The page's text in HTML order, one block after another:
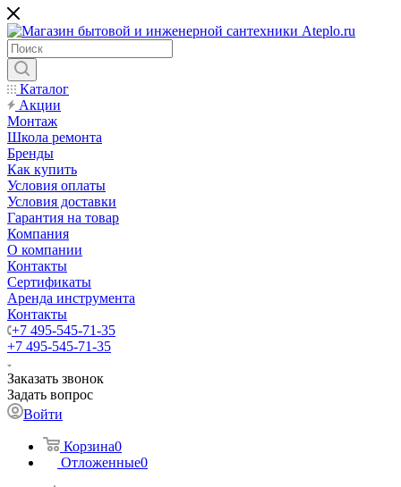
Каталог
Акции
Монтаж
Школа ремонта
Бренды
Как купить
Условия оплаты
Условия доставки
Гарантия на товар
Компания
О компании
Контакты
Сертификаты
Аренда инструмента
Контакты
+7 495-545-71-35
+7 495-545-71-35
Заказать звонок
Задать вопрос
Войти
Корзина0
Отложенные0